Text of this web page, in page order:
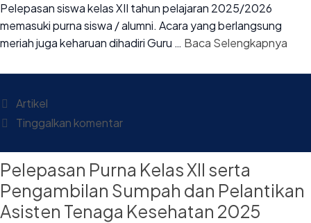
Pelepasan siswa kelas XII tahun pelajaran 2025/2026
memasuki purna siswa / alumni. Acara yang berlangsung
meriah juga keharuan dihadiri Guru … Baca Selengkapnya
Artikel
Tinggalkan komentar
Pelepasan Purna Kelas XII serta
Pengambilan Sumpah dan Pelantikan
Asisten Tenaga Kesehatan 2025